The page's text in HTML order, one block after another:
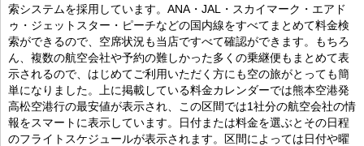
索システムを採用しています。ANA・JAL・スカイマーク・エアド
ゥ・ジェットスター・ピーチなどの国内線をすべてまとめて料金検
索ができるので、空席状況も当店ですべて確認ができます。もちろ
ん、複数の航空会社や予約の難しかった多くの乗継便もまとめて表
示されるので、はじめてご利用いただく方にも空の旅がとっても簡
単になりました。上に掲載している料金カレンダーでは熊本空港発
高松空港行の最安値が表示され、この区間では1社分の航空会社の情
報をスマートに表示しています。日付または料金を選ぶとその日程
のフライトスケジュールが表示されます。区間によっては日付や曜